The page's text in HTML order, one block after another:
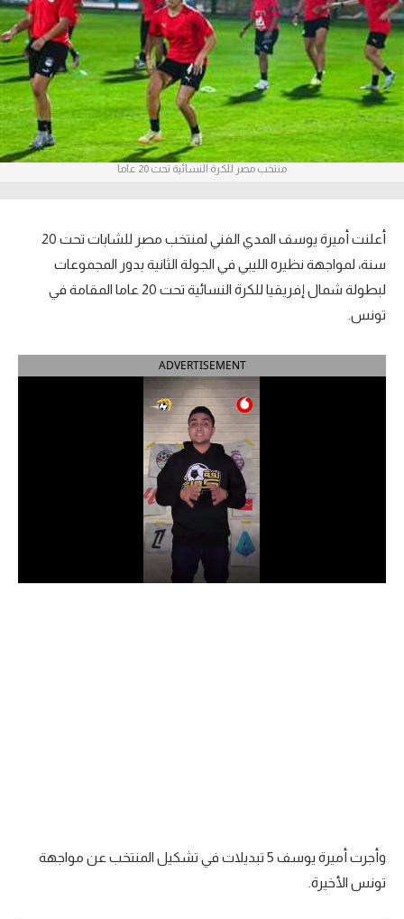
آراء حرة
ركن الألعاب
بطولات
أمريكا 2026
الدوري الإنجليزي الممتاز
الدوري الإسباني
الدوري الألماني
الدوري السعودي للمحترفين
دوري أبطال إفريقيا
الدوري الإنجليزي
منتخب مصر للكرة النسائية تحت 20 عاما
أعلنت أميرة يوسف المدي الفني لمنتخب مصر للشابات تحت 20
سنة، لمواجهة نظيره الليبي في الجولة الثانية بدور المجموعات
لبطولة شمال إفريقيا للكرة النسائية تحت 20 عاما المقامة في
تونس.
ADVERTISEMENT
وأجرت أميرة يوسف 5 تبديلات في تشكيل المنتخب عن مواجهة
تونس الأخيرة.